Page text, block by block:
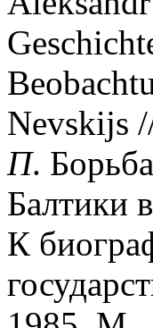
Nevskijs
П.
Балтики
К